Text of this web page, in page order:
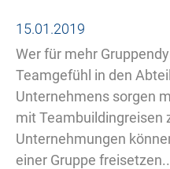
15.01.2019
Wer für mehr
Teamgefühl in den
Unternehmens sorgen
mit Teambuildingreisen
Unternehmungen
einer Gruppe